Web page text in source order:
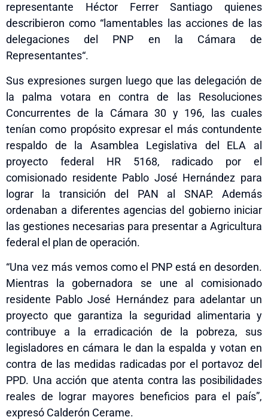
representante Héctor Ferrer Santiago quienes
describieron como “ lamentables las acciones de las
delegaciones del PNP en la Cámara de
Representantes“.
Sus expresiones surgen luego que las delegación de
la palma votara en contra de las Resoluciones
Concurrentes de la Cámara 30 y 196, las cuales
tenían como propósito expresar el más contundente
respaldo de la Asamblea Legislativa del ELA al
proyecto federal HR 5168, radicado por el
comisionado residente Pablo José Hernández para
lograr la transición del PAN al SNAP. Además
ordenaban a diferentes agencias del gobierno iniciar
las gestiones necesarias para presentar a Agricultura
federal el plan de operación.
“Una vez más vemos como el PNP está en desorden.
Mientras la gobernadora se une al comisionado
residente Pablo José Hernández para adelantar un
proyecto que garantiza la seguridad alimentaria y
contribuye a la erradicación de la pobreza, sus
legisladores encámara le dan la espalda y votan en
contra de las medidas radicadas por el portavoz del
PPD. Una acción que atenta contra las posibilidades
reales de lograr mayores beneficios para el país”,
expresó Calderón Cerame.